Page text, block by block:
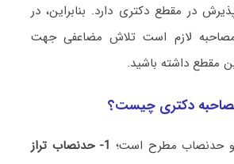
در مقطع دکتری دارد. بنابراین، در
لازم است تلاش مضاعفی جهت
مقطع داشته باشید.
دکتری چیست؟
حدنصاب مطرح است؛
1- حدنصاب تراز